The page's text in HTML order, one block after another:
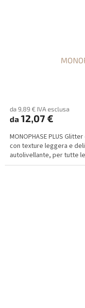
da 9,89 € IVA esclusa
da 12,07 €
MONOPHASE PLUS
con texture leggera e
autolivellante, per tutte